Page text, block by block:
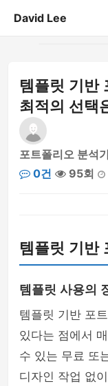
David Lee
게시판
템플릿 기반
최적의 선택
포트폴리오 분석
0건
95회
템플릿 기반
템플릿 사용의
템플릿 기반 포
있다는 점에서
수 있는 무료 또
디자인 작업 없